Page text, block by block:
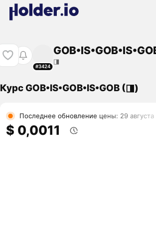
#3424
◨
Курс GOB•IS•GOB•IS•GOB (◨)
Последнее обновление цены: 29 августа
$ 0,0011